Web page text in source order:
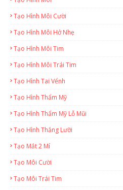
Tạo Hình Môi Cười
Tạo Hình Môi Hở Nhẹ
Tạo Hình Môi Tim
Tạo Hình Môi Trái Tim
Tạo Hình Tai Vểnh
Tạo Hình Thẩm Mỹ
Tạo Hình Thẩm Mỹ Lỗ Mũi
Tạo Hình Thắng Lưỡi
Tạo Mắt 2 Mí
Tạo Môi Cười
Tạo Môi Trái Tim